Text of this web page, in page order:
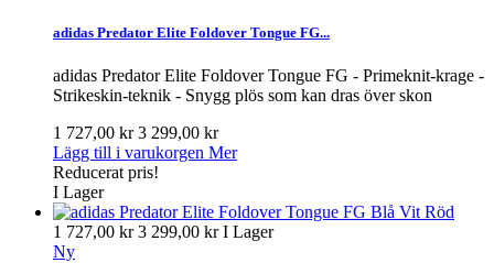
adidas Predator Elite Foldover Tongue FG...
adidas Predator Elite Foldover Tongue FG - Primeknit-krage -
Strikeskin-teknik - Snygg plös som kan dras över skon
1 727,00 kr3 299,00 kr
Lägg till i varukorgen Mer
Reducerat pris!
I Lager
1 727,00 kr3 299,00 krI Lager
Ny